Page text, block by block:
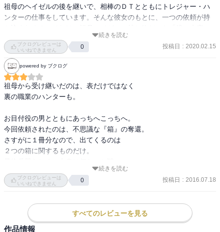
祖母のヘイゼルの後を継いで、相棒のＤＴとともにトレジャー・ハ
ンターの仕事をしています。そんな彼女のもとに、一つの依頼が持
という箱を、ナチスが席巻するドイツから取りもどしてほしいとい
うものでした。
こうしてドイツに渡ったエイプリルたちは、「風の終わり」の鍵と
なる、ある人物の左腕を所有しているドイツ人将校のリチャードと
行動をともにすることになります。
元気なエイプリルがくるくると動くので、たのしんで読めました。
文章も、本編ほどゴタゴタしておらず、読みやすかったように思い
ます。
続きを読む
ブクログレビューは
いいねできません
0 投稿日 : 2020.02.15
powered by ブクログ
祖母から受け継いだのは、表だけではなく
裏の職業のハンターも。
お目付役の男とともにあっちへこっちへ。
今回依頼されたのは、不思議な『箱』の奪還。
さすがに１冊分なので、出てくるのは
２つの箱に関するものだけ。
時代はあれが存在すると言う時点で固定。
妙な感じがします。
が、色々なものを没収していたのを考えると
違和感がない気もしますが。
続きを読む
ブクログレビューは
いいねできません
0 投稿日 : 2016.07.18
すべてのレビューを見る
作品情報